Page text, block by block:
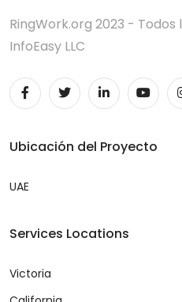
RingWork.org 2023 -
InfoEasy LLC
Ubicación del Proyecto
UAE
Services Locations
Victoria